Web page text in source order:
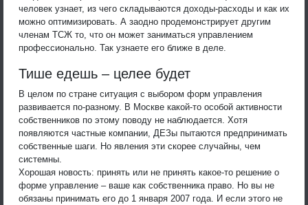
человек узнает, из чего складываются доходы-расходы и как их
можно оптимизировать. А заодно продемонстрирует другим
членам ТСЖ то, что он может заниматься управлением
профессионально. Так узнаете его ближе в деле.
Тише едешь – целее будет
В целом по стране ситуация с выбором форм управления
развивается по-разному. В Москве какой-то особой активности
собственников по этому поводу не наблюдается. Хотя
появляются частные компании, ДЕЗы пытаются предпринимать
собственные шаги. Но явления эти скорее случайны, чем
системны.
Хорошая новость: принять или не принять какое-то решение о
форме управление – ваше как собственника право. Но вы не
обязаны принимать его до 1 января 2007 года. И если этого не